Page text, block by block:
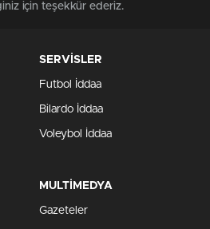
için teşekkür ederiz.
SERVİSLER
Futbol İddaa
Bilardo İddaa
Voleybol İddaa
MULTİMEDYA
Gazeteler